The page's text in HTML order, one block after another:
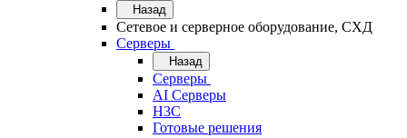
Назад
Сетевое и серверное оборудование, СХД
Cерверы
Назад
Cерверы
AI Серверы
H3C
Готовые решения